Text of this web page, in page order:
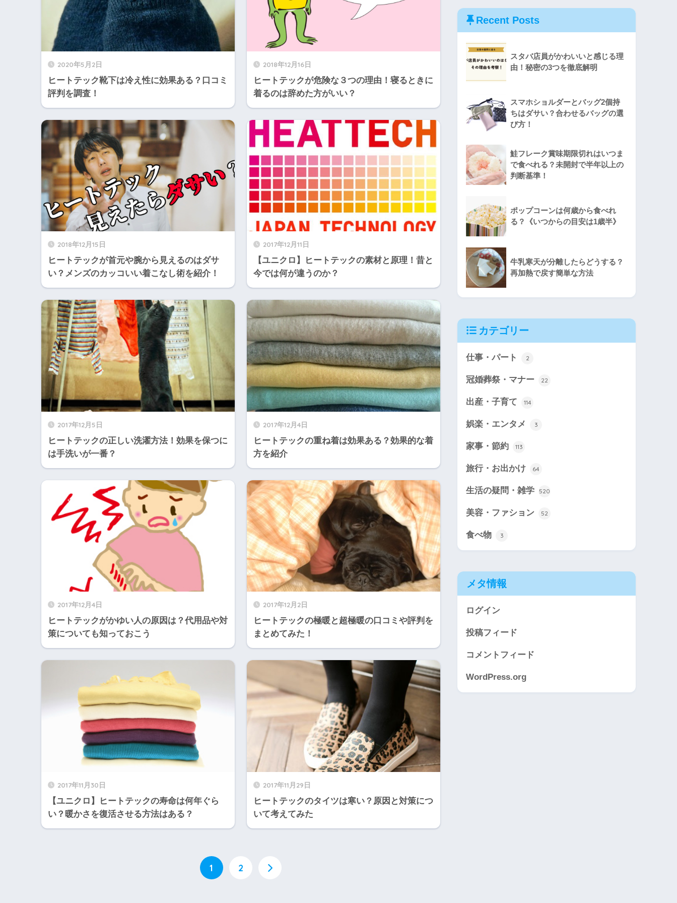
2020年5月2日
ヒートテック靴下は冷え性に効果ある？口コミ
評判を調査！
2018年12月16日
ヒートテックが危険な３つの理由！寝るときに
着るのは辞めた方がいい？
2018年12月15日
ヒートテックが首元や腕から見えるのはダサ
い？メンズのカッコいい着こなし術を紹介！
2017年12月11日
【ユニクロ】ヒートテックの素材と原理！昔と
今では何が違うのか？
2017年12月5日
ヒートテックの正しい洗濯方法！効果を保つに
は手洗いが一番？
2017年12月4日
ヒートテックの重ね着は効果ある？効果的な着
方を紹介
2017年12月4日
ヒートテックがかゆい人の原因は？代用品や対
策についても知っておこう
2017年12月2日
ヒートテックの極暖と超極暖の口コミや評判を
まとめてみた！
2017年11月30日
【ユニクロ】ヒートテックの寿命は何年ぐら
い？暖かさを復活させる方法はある？
2017年11月29日
ヒートテックのタイツは寒い？原因と対策につ
いて考えてみた
1 2
Recent Posts
スタバ店員がかわいいと感じる理
由！秘密の3つを徹底解明
スマホショルダーとバッグ2個持
ちはダサい？合わせるバッグの選
び方！
鮭フレーク賞味期限切れはいつま
で食べれる？未開封で半年以上の
判断基準！
ポップコーンは何歳から食べれ
る？《いつからの目安は1歳半》
牛乳寒天が分離したらどうする？
再加熱で戻す簡単な方法
カテゴリー
仕事・パート 2
冠婚葬祭・マナー 22
出産・子育て 114
娯楽・エンタメ 3
家事・節約 113
旅行・お出かけ 64
生活の疑問・雑学 520
美容・ファション 52
食べ物 3
メタ情報
ログイン
投稿フィード
コメントフィード
WordPress.org